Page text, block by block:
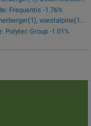
Frequentis -1.76%
wikifolio-Trades Austro-Aktien 15-16: AT&S(3), RBI(2), Wienerberger(1), voestalpine(1), Kontron(1), Bawag(1)
Polytec Group -1.01%